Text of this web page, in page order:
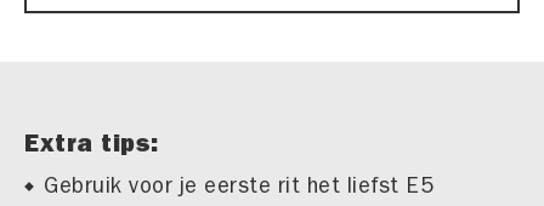
Extra tips:
Gebruik voor je eerste rit het liefst E5